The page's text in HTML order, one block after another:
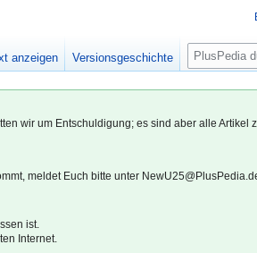
wir um Entschuldigung; es sind aber alle Artikel
meldet Euch bitte unter
ist.
Internet.
anzeigen Versionsgeschichte
S
u
c
e